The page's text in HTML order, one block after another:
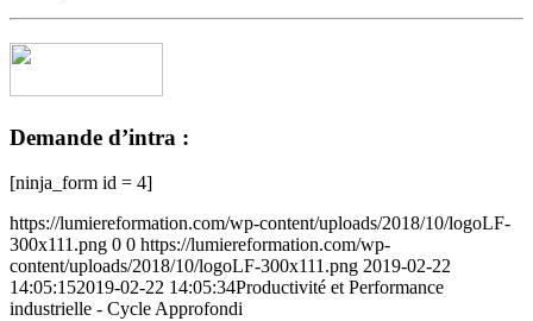
Demande d’intra :
[ninja_form id = 4]
https://lumiereformation.com/wp-content/uploads/2018/10/logoLF-
300x111.png 0 0 https://lumiereformation.com/wp-
content/uploads/2018/10/logoLF-300x111.png 2019-02-22
14:05:152019-02-22 14:05:34Productivité et Performance
industrielle - Cycle Approfondi